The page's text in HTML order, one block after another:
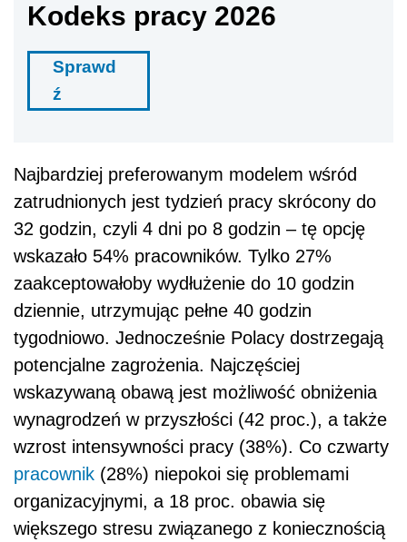
Kodeks pracy 2026
Sprawd
ź
Najbardziej preferowanym modelem wśród
zatrudnionych jest tydzień pracy skrócony do
32 godzin, czyli 4 dni po 8 godzin – tę opcję
wskazało 54% pracowników. Tylko 27%
zaakceptowałoby wydłużenie do 10 godzin
dziennie, utrzymując pełne 40 godzin
tygodniowo. Jednocześnie Polacy dostrzegają
potencjalne zagrożenia. Najczęściej
wskazywaną obawą jest możliwość obniżenia
wynagrodzeń w przyszłości (42 proc.), a także
wzrost intensywności pracy (38%). Co czwarty
pracownik (28%) niepokoi się problemami
organizacyjnymi, a 18 proc. obawia się
większego stresu związanego z koniecznością